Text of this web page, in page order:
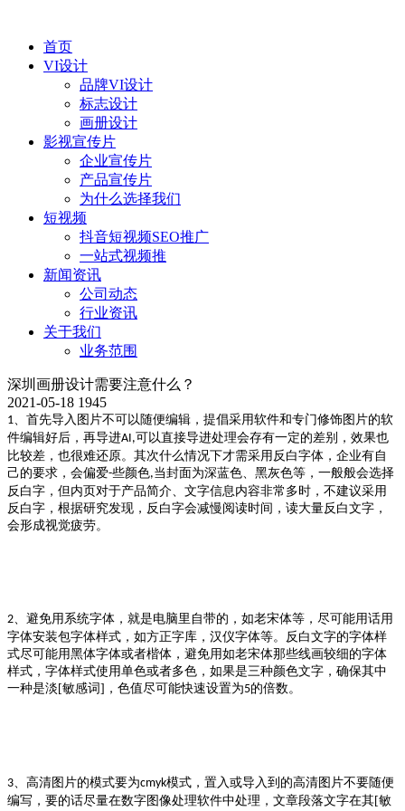
首页
VI设计
品牌VI设计
标志设计
画册设计
影视宣传片
企业宣传片
产品宣传片
为什么选择我们
短视频
抖音短视频SEO推广
一站式视频推
新闻资讯
公司动态
行业资讯
关于我们
业务范围
深圳画册设计需要注意什么？
2021-05-18 1945
1、首先导入图片不可以随便编辑，提倡采用软件和专门修饰图片的软
件编辑好后，再导进AI,可以直接导进处理会存有一定的差别，效果也
比较差，也很难还原。其次什么情况下才需采用反白字体，企业有自
己的要求，会偏爱-些颜色,当封面为深蓝色、黑灰色等，一般般会选择
反白字，但内页对于产品简介、文字信息内容非常多时，不建议采用
反白字，根据研究发现，反白字会减慢阅读时间，读大量反白文字，
会形成视觉疲劳。
2、避免用系统字体，就是电脑里自带的，如老宋体等，尽可能用话用
字体安装包字体样式，如方正字库，汉仪字体等。反白文字的字体样
式尽可能用黑体字体或者楷体，避免用如老宋体那些线画较细的字体
样式，字体样式使用单色或者多色，如果是三种颜色文字，确保其中
一种是淡[敏感词]，色值尽可能快速设置为5的倍数。
3、高清图片的模式要为cmyk模式，置入或导入到的高清图片不要随便
编写，要的话尽量在数字图像处理软件中处理，文章段落文字在其[敏